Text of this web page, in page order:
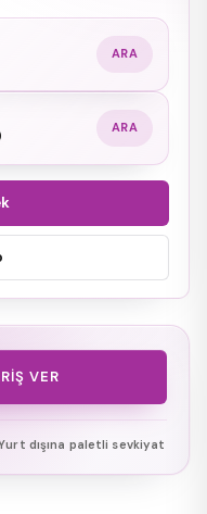
ARA
ARA
VER
dışına paletli sevkiyat